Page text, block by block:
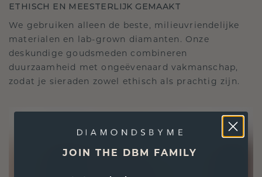
ETHISCH EN MEESTERLIJK GEMAAKT
We gebruiken alleen de beste, milieuvriendelijke
materialen en lab-grown diamanten. Onze
deskundige goudsmeden combineren
duurzaamheid met ongeëvenaard vakmanschap,
zodat je sieraden zowel ethisch als prachtig zijn.
JOIN THE DBM FAMILY